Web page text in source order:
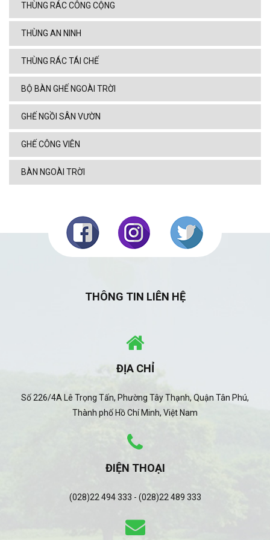
THÙNG RÁC CÔNG CỘNG
THÙNG AN NINH
THÙNG RÁC TÁI CHẾ
BỘ BÀN GHẾ NGOÀI TRỜI
GHẾ NGỒI SÂN VƯỜN
GHẾ CÔNG VIÊN
BÀN NGOÀI TRỜI
THÔNG TIN LIÊN HỆ
ĐỊA CHỈ
Số 226/4A Lê Trọng Tấn, Phường Tây Thạnh, Quận Tân Phú,
Thành phố Hồ Chí Minh, Việt Nam
ĐIỆN THOẠI
(028)22 494 333 - (028)22 489 333